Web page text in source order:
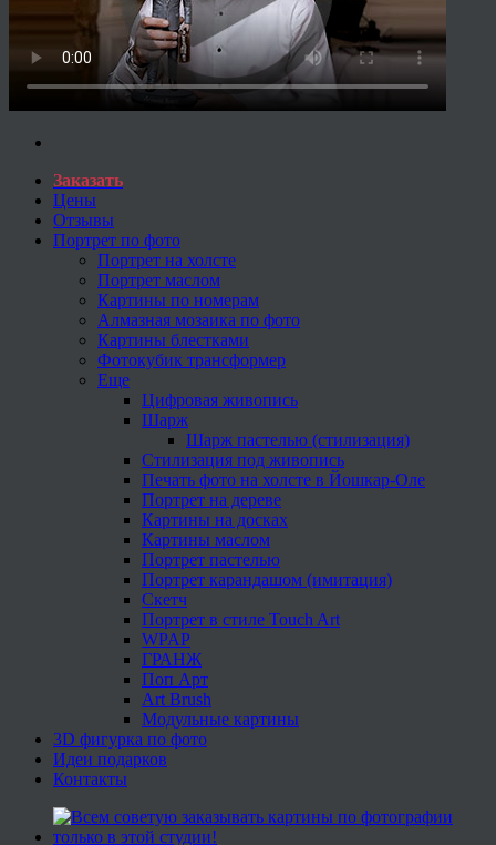
Заказать
Цены
Отзывы
Портрет по фото
Портрет на холсте
Портрет маслом
Картины по номерам
Алмазная мозаика по фото
Картины блестками
Фотокубик трансформер
Еще
Цифровая живопись
Шарж
Шарж пастелью (стилизация)
Стилизация под живопись
Печать фото на холсте в Йошкар-Оле
Портрет на дереве
Картины на досках
Картины маслом
Портрет пастелью
Портрет карандашом (имитация)
Скетч
Портрет в стиле Touch Art
WPAP
ГРАНЖ
Поп Арт
Art Brush
Модульные картины
3D фигурка по фото
Идеи подарков
Контакты